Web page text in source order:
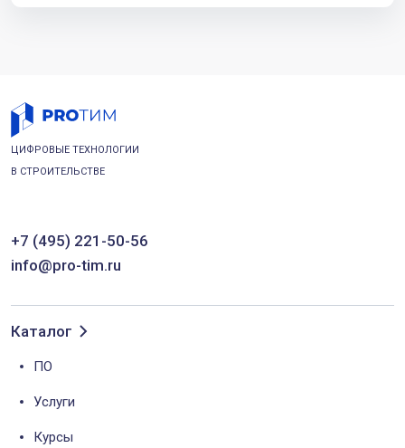
ЦИФРОВЫЕ ТЕХНОЛОГИИ
В СТРОИТЕЛЬСТВЕ
+7 (495) 221-50-56
info@pro-tim.ru
Каталог
ПО
Услуги
Курсы